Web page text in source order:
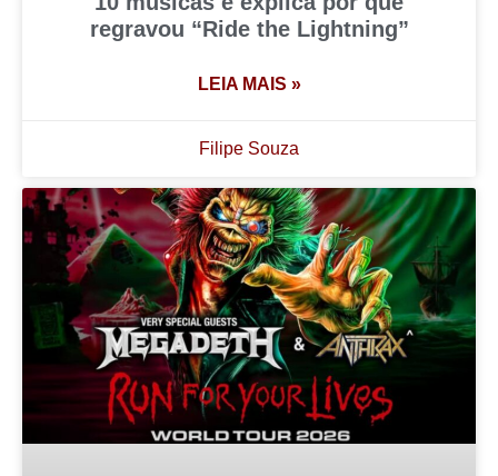
regravou “Ride the Lightning”
LEIA MAIS »
Filipe Souza